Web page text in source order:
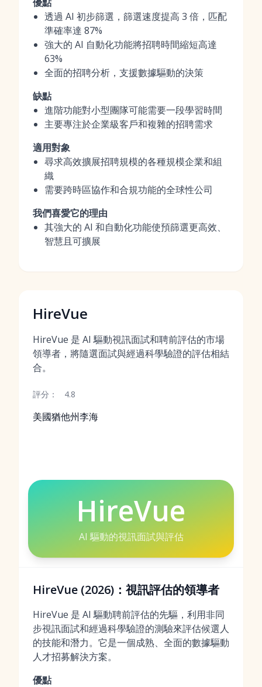
透過 AI 初步篩選，篩選速度提高 3 倍，匹配
準確率達 87%
強大的 AI 自動化功能將招聘時間縮短高達
63%
全面的招聘分析，支援數據驅動的決策
缺點
進階功能對小型團隊可能需要一段學習時間
主要專注於企業級客戶和複雜的招聘需求
適用對象
尋求高效擴展招聘規模的各種規模企業和組
織
需要跨時區協作和合規功能的全球性公司
我們喜愛它的理由
其強大的 AI 和自動化功能使預篩選更高效、
智慧且可擴展
HireVue
HireVue 是 AI 驅動視訊面試和聘前評估的市場
領導者，將隨選面試與經過科學驗證的評估相結
合。
評分： 4.8
美國猶他州李海
HireVue
AI 驅動的視訊面試與評估
HireVue (2026)：視訊評估的領導者
HireVue 是 AI 驅動聘前評估的先驅，利用非同
步視訊面試和經過科學驗證的測驗來評估候選人
的技能和潛力。它是一個成熟、全面的數據驅動
人才招募解決方案。
優點